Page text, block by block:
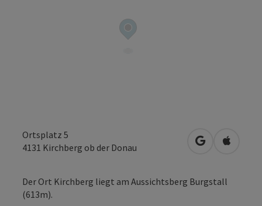
Ortsplatz 5
4131 Kirchberg ob der Donau in Google
in
Der Ort Kirchberg liegt am Aussichtsberg Burgstall
(613m).